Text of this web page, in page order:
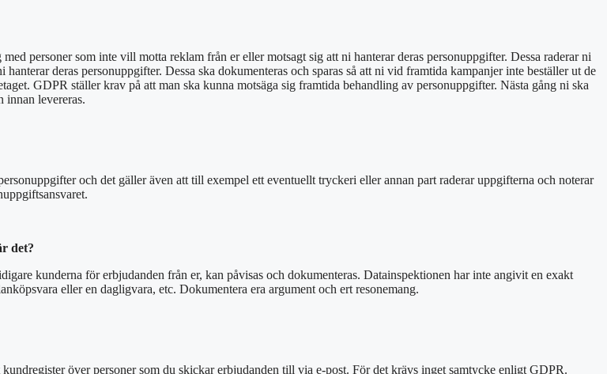
personer som inte vill motta reklam från er eller motsagt sig att ni hanterar deras personuppgifter. Dessa raderar ni
deras personuppgifter. Dessa ska dokumenteras och sparas så att ni vid framtida kampanjer inte beställer ut de
GDPR ställer krav på att man ska kunna motsäga sig framtida behandling av personuppgifter. Nästa gång ni ska
innan levereras.
och det gäller även att till exempel ett eventuellt tryckeri eller annan part raderar uppgifterna och noterar
det?
kunderna för erbjudanden från er, kan påvisas och dokumenteras. Datainspektionen har inte angivit en exakt
eller en dagligvara, etc. Dokumentera era argument och ert resonemang.
över personer som du skickar erbjudanden till via e-post. För det krävs inget samtycke enligt GDPR.